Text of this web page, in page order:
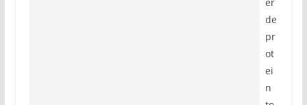
er
de
pr
ot
ei
n